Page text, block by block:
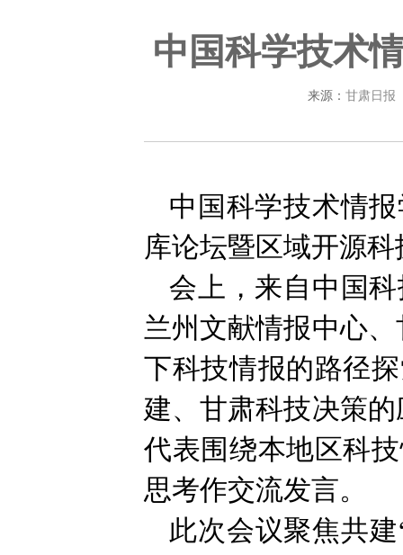
中国科学技术
来源： 甘肃日报
中国科学技术情
库论坛暨区域开源
会上，来自中国
兰州文献情报中心
下科技情报的路径
建、甘肃科技决策
代表围绕本地区科
思考作交流发言。
此次会议聚焦共